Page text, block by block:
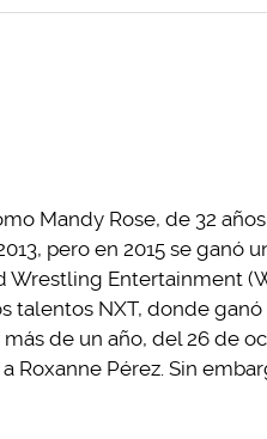
Mandy Rose, de 32
pero en 2015 se ganó
Entertainment
talentos NXT, donde
de un año, del 26 de
Pérez. Sin